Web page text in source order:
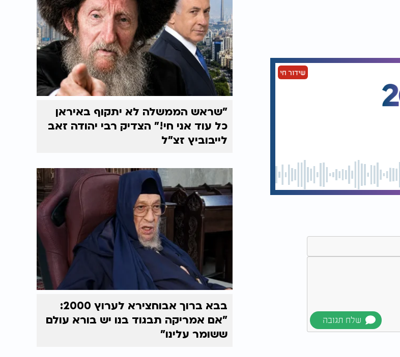
שידור חי
"שראש הממשלה לא יתקוף באיראן
כל עוד אני חי!" הצדיק רבי יהודה זאב
לייבוביץ זצ"ל
בבא ברוך אבוחצירא לערוץ 2000:
"אם אמריקה תבגוד בנו יש בורא עולם
ששומר עלינו"